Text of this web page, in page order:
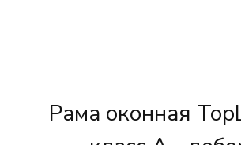
Рама оконная